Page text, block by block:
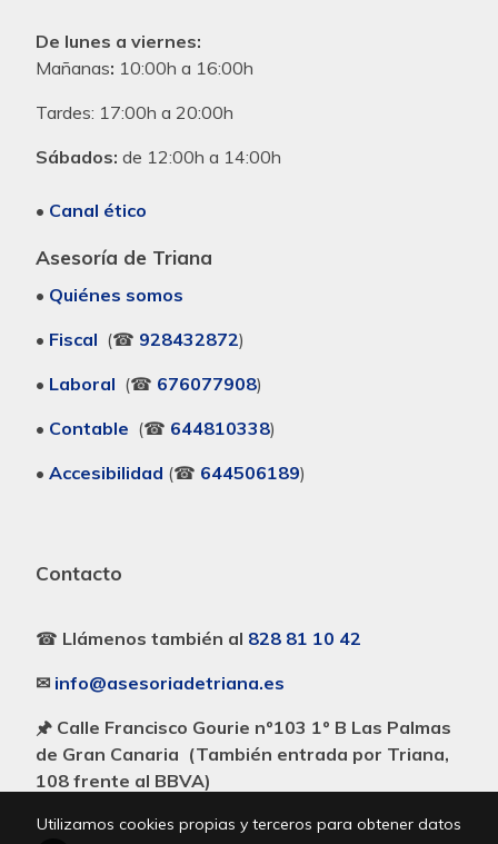
De lunes a viernes:
Mañanas: 10:00h a 16:00h
Tardes: 17:00h a 20:00h
Sábados: de 12:00h a 14:00h
• Canal ético
Asesoría de Triana
• Quiénes somos
• Fiscal (☎ 928432872)
• Laboral (☎ 676077908)
• Contable (☎ 644810338)
• Accesibilidad (☎ 644506189)
Contacto
☎ Llámenos también al 828 81 10 42
✉ info@asesoriadetriana.es
🖈 Calle Francisco Gourie nº103 1º B Las Palmas
de Gran Canaria (También entrada por Triana,
108 frente al BBVA)
Utilizamos cookies propias y terceros para obtener datos